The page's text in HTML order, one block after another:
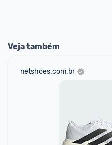
Veja também
netshoes.com.br